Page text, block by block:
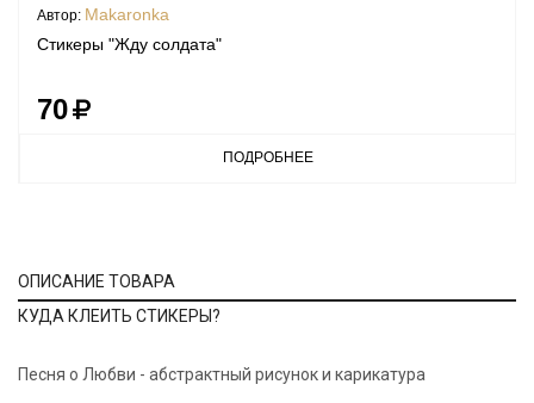
Автор: Makaronka
Стикеры "Жду солдата"
70
ПОДРОБНЕЕ
ОПИСАНИЕ ТОВАРА
КУДА КЛЕИТЬ СТИКЕРЫ?
Песня о Любви - абстрактный рисунок и карикатура